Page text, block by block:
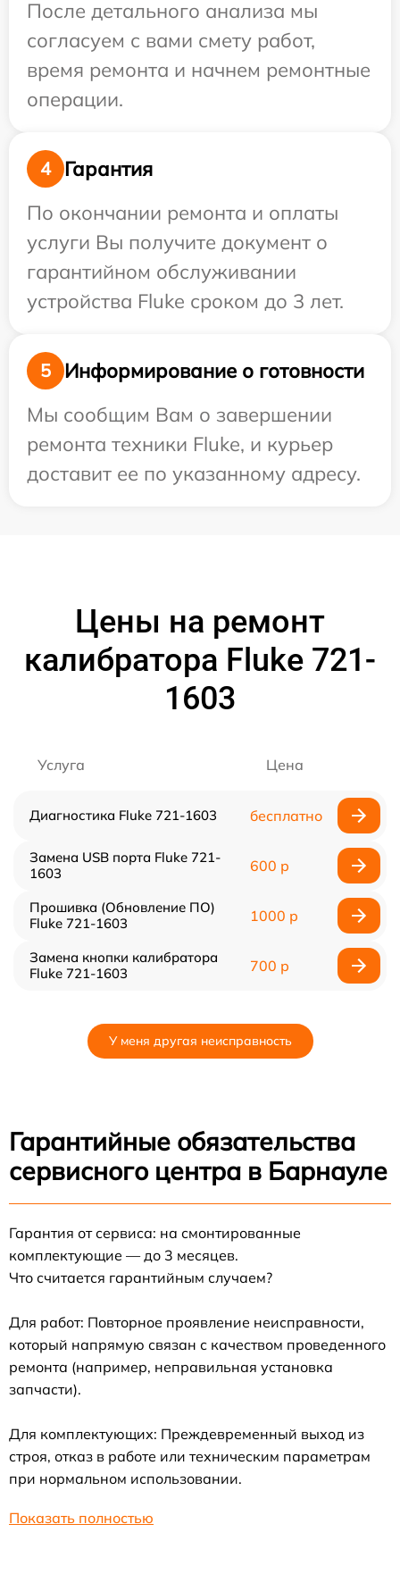
После детального анализа мы
согласуем с вами смету работ,
время ремонта и начнем ремонтные
операции.
4
Гарантия
По окончании ремонта и оплаты
услуги Вы получите документ о
гарантийном обслуживании
устройства Fluke сроком до 3 лет.
5
Информирование о готовности
Мы сообщим Вам о завершении
ремонта техники Fluke, и курьер
доставит ее по указанному адресу.
Цены на ремонт
калибратора Fluke 721-
1603
Услуга Цена
Диагностика Fluke 721-1603 бесплатно
Замена USB порта Fluke 721-
1603
600 р
Прошивка (Обновление ПО)
Fluke 721-1603
1000 р
Замена кнопки калибратора
Fluke 721-1603
700 р
У меня другая неисправность
Гарантийные обязательства
сервисного центра в Барнауле
Гарантия от сервиса: на смонтированные
комплектующие — до 3 месяцев.
Что считается гарантийным случаем?
Для работ: Повторное проявление неисправности,
который напрямую связан с качеством проведенного
ремонта (например, неправильная установка
запчасти).
Для комплектующих: Преждевременный выход из
строя, отказ в работе или техническим параметрам
при нормальном использовании.
Показать полностью